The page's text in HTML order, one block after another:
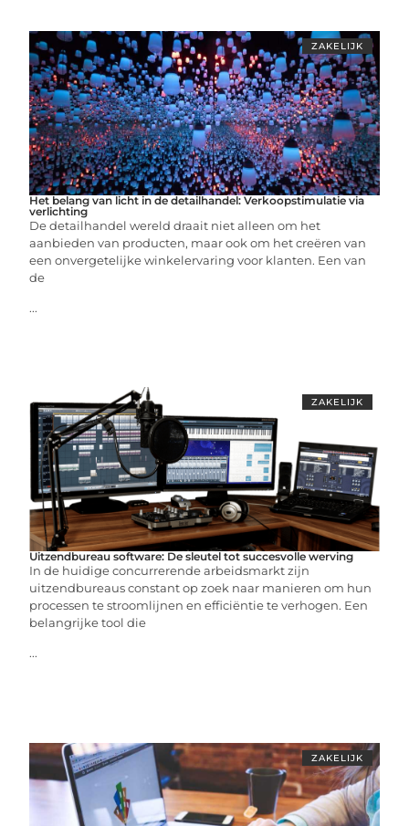
ZAKELIJK
Het belang van licht in de detailhandel: Verkoopstimulatie via
verlichting
De detailhandel wereld draait niet alleen om het
aanbieden van producten, maar ook om het creëren van
een onvergetelijke winkelervaring voor klanten. Een van
de
...
ZAKELIJK
Uitzendbureau software: De sleutel tot succesvolle werving
In de huidige concurrerende arbeidsmarkt zijn
uitzendbureaus constant op zoek naar manieren om hun
processen te stroomlijnen en efficiëntie te verhogen. Een
belangrijke tool die
...
ZAKELIJK